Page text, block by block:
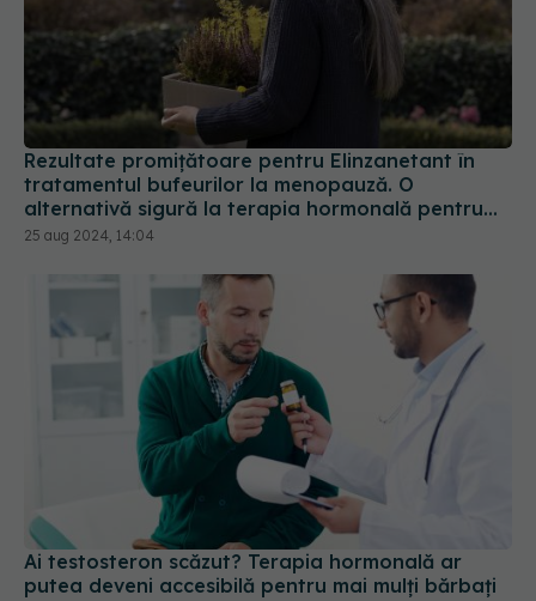
Rezultate promițătoare pentru Elinzanetant în
tratamentul bufeurilor la menopauză. O
alternativă sigură la terapia hormonală pentru
menopauză
25 aug 2024, 14:04
Ai testosteron scăzut? Terapia hormonală ar
putea deveni accesibilă pentru mai mulți bărbați